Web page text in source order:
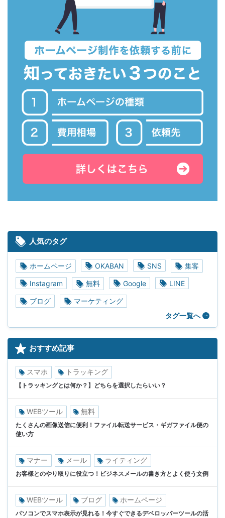
人気のタグ
ホームページ OKABAN SNS 集客
Instagram 無料 Google LINE
ブログ
マーケティング
タグ一覧へ
おすすめ記事
スマホ トラッキング
【トラッキングとは何か？】どちらを選択したらいい？
WEBツール 無料
たくさんの画像送信に便利！ファイル転送サービス・ギガファイル便の
使い方
マナー メール ライティング
お客様とのやり取りに役立つ！ビジネスメールの書き方とよく使う文例
WEBツール ブログ ホームページ
パソコンでスマホ表示が見れる！今すぐできるデベロッパーツールの活